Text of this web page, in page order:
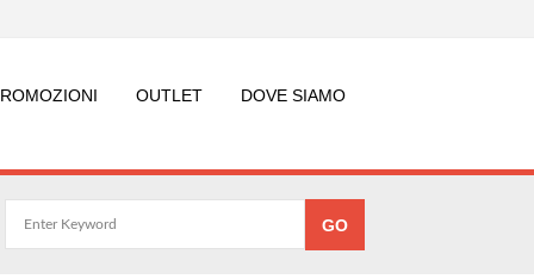
OUTLET DOVE SIAMO